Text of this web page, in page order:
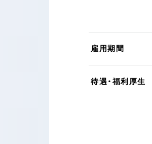
雇用期間
待遇・福利厚生